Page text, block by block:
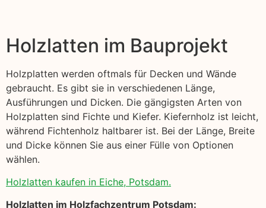
Holzlatten im Bauprojekt
Holzplatten werden oftmals für Decken und Wände
gebraucht. Es gibt sie in verschiedenen Länge,
Ausführungen und Dicken. Die gängigsten Arten von
Holzplatten sind Fichte und Kiefer. Kiefernholz ist leicht,
während Fichtenholz haltbarer ist. Bei der Länge, Breite
und Dicke können Sie aus einer Fülle von Optionen
wählen.
Holzlatten kaufen in Eiche, Potsdam.
Holzlatten im Holzfachzentrum Potsdam: